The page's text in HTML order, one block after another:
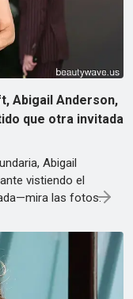
Abigail Anderson,
que otra invitada
Abigail
vistiendo el
las fotos.